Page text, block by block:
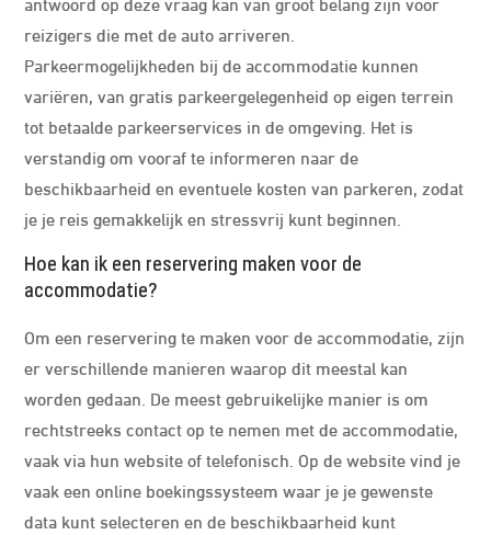
reizigers die met de auto arriveren.
Parkeermogelijkheden bij de accommodatie kunnen
variëren, van gratis parkeergelegenheid op eigen terrein
tot betaalde parkeerservices in de omgeving. Het is
verstandig om vooraf te informeren naar de
beschikbaarheid en eventuele kosten van parkeren, zodat
je je reis gemakkelijk en stressvrij kunt beginnen.
Hoe kan ik een reservering maken voor de
accommodatie?
Om een reservering te maken voor de accommodatie, zijn
er verschillende manieren waarop dit meestal kan
worden gedaan. De meest gebruikelijke manier is om
rechtstreeks contact op te nemen met de accommodatie,
vaak via hun website of telefonisch. Op de website vind je
vaak een online boekingssysteem waar je je gewenste
data kunt selecteren en de beschikbaarheid kunt